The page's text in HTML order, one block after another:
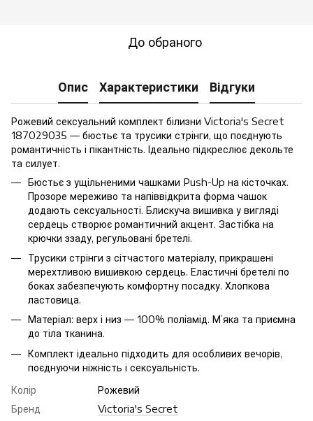
До обраного
Опис Характеристики Відгуки
Рожевий сексуальний комплект білизни Victoria's Secret
187029035 — бюстьє та трусики стрінги, що поєднують
романтичність і пікантність. Ідеально підкреслює декольте
та силует.
Бюстьє з ущільненими чашками Push-Up на кісточках.
Прозоре мереживо та напіввідкрита форма чашок
додають сексуальності. Блискуча вишивка у вигляді
сердець створює романтичний акцент. Застібка на
крючки ззаду, регульовані бретелі.
Трусики стрінги з сітчастого матеріалу, прикрашені
мерехтливою вишивкою сердець. Еластичні бретелі по
боках забезпечують комфортну посадку. Хлопкова
ластовица.
Матеріал: верх і низ — 100% поліамід. М’яка та приємна
до тіла тканина.
Комплект ідеально підходить для особливих вечорів,
поєднуючи ніжність і сексуальність.
Колір
Рожевий
Бренд
Victoria's Secret